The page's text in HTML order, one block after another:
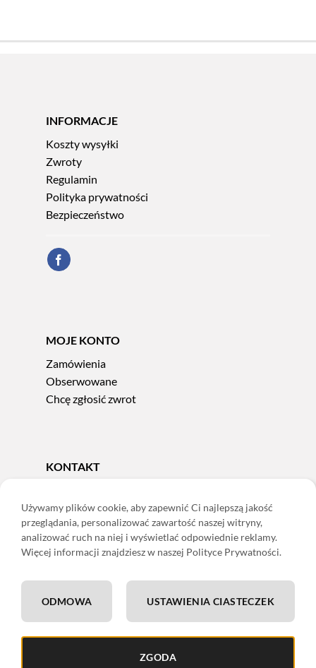
INFORMACJE
Koszty wysyłki
Zwroty
Regulamin
Polityka prywatności
Bezpieczeństwo
MOJE KONTO
Zamówienia
Obserwowane
Chcę zgłosić zwrot
KONTAKT
e-mail:sklep@adoris.pl
poniedziałek - piątek 8:00-16:00
Adoris Dorota Święcka
58-502 Jelenia Góra
ING: 22 1050 1751 1000 0091 0971 2688
Używamy plików cookie, aby zapewnić Ci najlepszą jakość
przeglądania, personalizować zawartość naszej witryny,
analizować ruch na niej i wyświetlać odpowiednie reklamy.
Więcej informacji znajdziesz w naszej Polityce Prywatności.
ZGODA
USTAWIENIA CIASTECZEK
ODMOWA